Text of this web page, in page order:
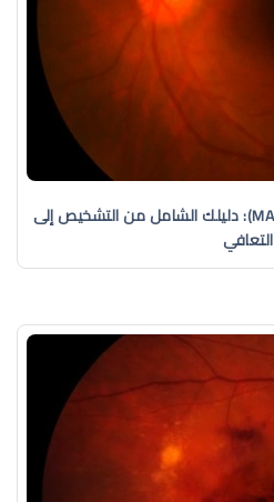
الثقب البقعي (MACULAR HOLE): دليلك الشامل من التشخيص إلى
التعافي